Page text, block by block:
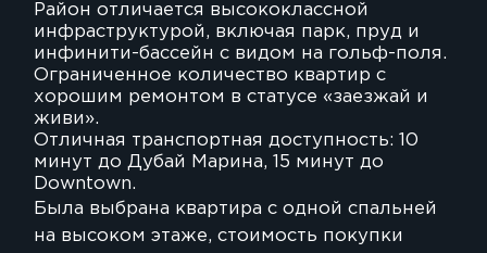
Район отличается высококлассной
инфраструктурой, включая парк, пруд и
инфинити-бассейн с видом на гольф-поля.
Ограниченное количество квартир с
хорошим ремонтом в статусе «заезжай и
живи».
Отличная транспортная доступность: 10
минут до Дубай Марина, 15 минут до
Downtown.
Была выбрана квартира с одной спальней
на высоком этаже, стоимость покупки